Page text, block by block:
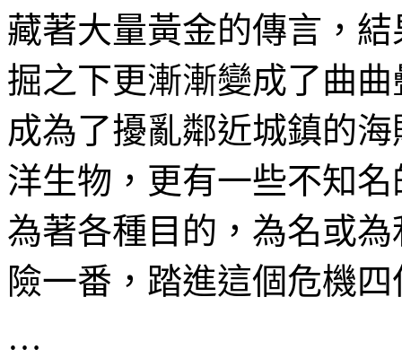
藏著大量黃金的傳言，
掘之下更漸漸變成了曲
成為了擾亂鄰近城鎮的
洋生物，更有一些不知
為著各種目的，為名或
險一番，踏進這個危機
…